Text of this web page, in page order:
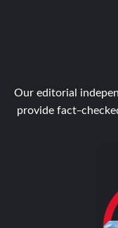
Our editorial
provide fact-